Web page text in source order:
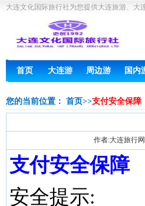
大连文化国际旅行社为您提供大连旅游、
首页 大连游 周边游 国内
您的当前位置： 首页>>支付安全保障
作者:大连旅行
支付安全保障
安全提示: